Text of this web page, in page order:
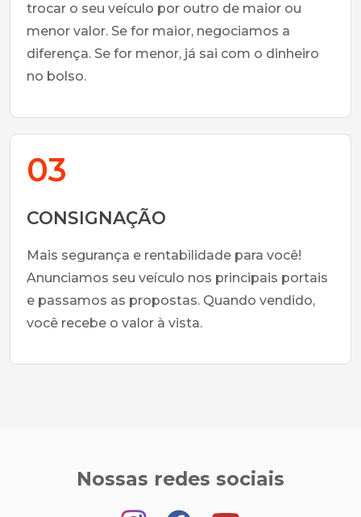
trocar o seu veículo por outro de maior ou
menor valor. Se for maior, negociamos a
diferença. Se for menor, já sai com o dinheiro
no bolso.
03
CONSIGNAÇÃO
Mais segurança e rentabilidade para você!
Anunciamos seu veículo nos principais portais
e passamos as propostas. Quando vendido,
você recebe o valor à vista.
Nossas redes sociais